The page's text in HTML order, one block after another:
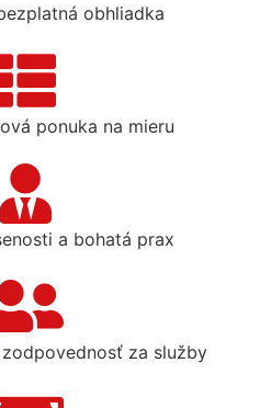
obhliadka
ponuka na mieru
a bohatá prax
za služby